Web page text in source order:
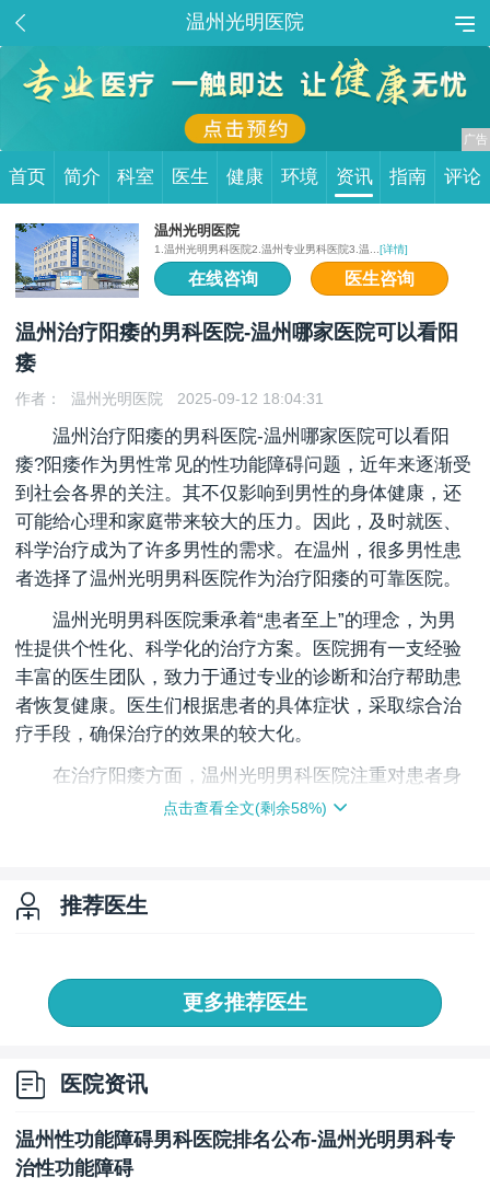
温州光明医院
首页 简介 科室 医生 健康 环境 资讯 指南 评论
温州光明医院
1.温州光明男科医院2.温州专业男科医院3.温... [详情]
在线咨询 医生咨询
温州治疗阳痿的男科医院-温州哪家医院可以看阳
痿
作者： 温州光明医院 2025-09-12 18:04:31
温州治疗阳痿的男科医院-温州哪家医院可以看阳
痿?阳痿作为男性常见的性功能障碍问题，近年来逐渐受
到社会各界的关注。其不仅影响到男性的身体健康，还
可能给心理和家庭带来较大的压力。因此，及时就医、
科学治疗成为了许多男性的需求。在温州，很多男性患
者选择了温州光明男科医院作为治疗阳痿的可靠医院。
温州光明男科医院秉承着“患者至上”的理念，为男
性提供个性化、科学化的治疗方案。医院拥有一支经验
丰富的医生团队，致力于通过专业的诊断和治疗帮助患
者恢复健康。医生们根据患者的具体症状，采取综合治
疗手段，确保治疗的效果的较大化。
在治疗阳痿方面，温州光明男科医院注重对患者身
体状况的专业评估，了解病因，制定个性化的治疗方
仅仅局限于单一方法，而是通过多维度的诊疗手段，帮
助患者从*上解决问题，达到理想的治疗的效果。
专业的男科医院，温州光明男科医院深知男性在面临这
一问题时的敏感性，因此，在就诊过程中，医院为患者
更加放松，减轻心理负担。
地制定方案，进行科学的调理和治疗。与此同时，温州
光明男科医院倡导健康的生活方式，医生也会为患者提
点击查看全文(剩余58%)
推荐医生
更多推荐医生
医院资讯
温州性功能障碍男科医院排名公布-温州光明男科专
治性功能障碍